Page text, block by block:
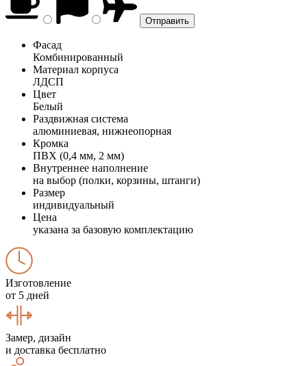
Фасад
Комбинированный
Материал корпуса
ЛДСП
Цвет
Белый
Раздвижная система
алюминиевая, нижнеопорная
Кромка
ПВХ (0,4 мм, 2 мм)
Внутреннее наполнение
на выбор (полки, корзины, штанги)
Размер
индивидуальный
Цена
указана за базовую комплектацию
Изготовление
от 5 дней
Замер, дизайн
и доставка бесплатно